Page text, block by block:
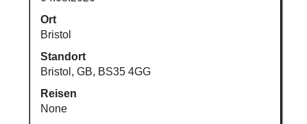
Ort
Bristol
Standort
Bristol, GB, BS35 4GG
Reisen
None
Leertaste,
um
die
Stelleninformationen
vollständig
anzuzeigen.